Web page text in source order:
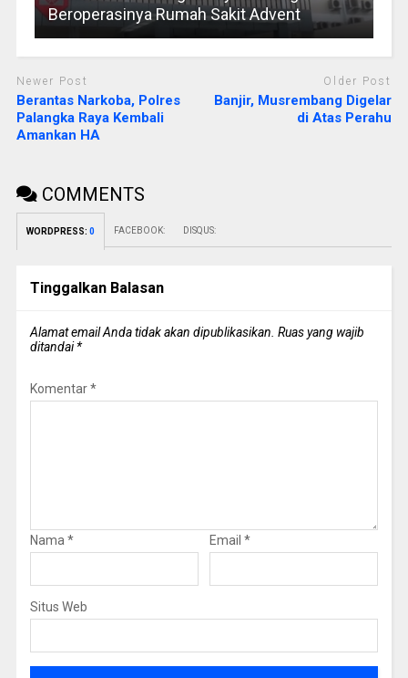
Beroperasinya Rumah Sakit Advent
Newer Post
Berantas Narkoba, Polres
Palangka Raya Kembali
Amankan HA
Older Post
Banjir, Musrembang Digelar
di Atas Perahu
COMMENTS
WORDPRESS: 0 FACEBOOK: DISQUS:
Tinggalkan Balasan
Alamat email Anda tidak akan dipublikasikan. Ruas yang wajib
ditandai*
Komentar*
Nama * Email *
Situs Web